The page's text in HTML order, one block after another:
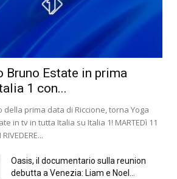
Bruno Estate in prima
1 con...
della prima data di Riccione, torna Yoga
in tv in tutta Italia su Italia 1! MARTEDì 11
Oasis, il documentario sulla reunion
debutta a Venezia: Liam e Noel...